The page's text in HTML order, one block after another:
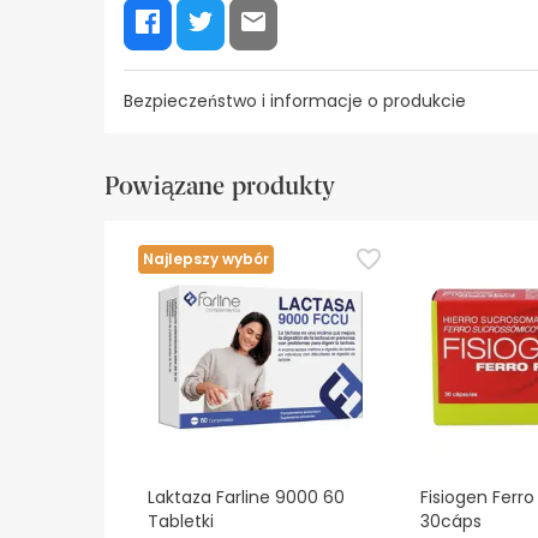
Bezpieczeństwo i informacje o produkcie
Zasoby bezpieczeństwa wizualnego
W tej chwili nie mamy obrazów zabezpieczeń
zalecamy zapoznanie się z informacjami
bezpieczeństwa, prosimy o kontakt. Ponadto,
Powiązane produkty
Najlepszy wybór
Laktaza Farline 9000 60
Tabletki
Fisiogen
30cáps